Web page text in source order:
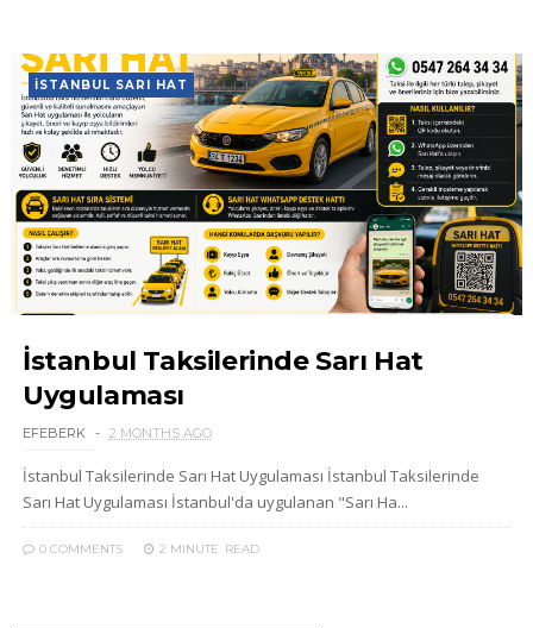
İSTANBUL SARI HAT
İstanbul Taksilerinde Sarı Hat
Uygulaması
EFEBERK 2 MONTHS AGO
İstanbul Taksilerinde Sarı Hat Uygulaması İstanbul Taksilerinde
Sarı Hat Uygulaması İstanbul'da uygulanan "Sarı Ha...
0 COMMENTS 2 MINUTE READ